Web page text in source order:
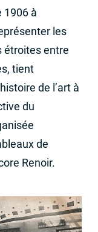
1906 à
les
étroites entre
tient
de l’art à
du
de
Renoir.